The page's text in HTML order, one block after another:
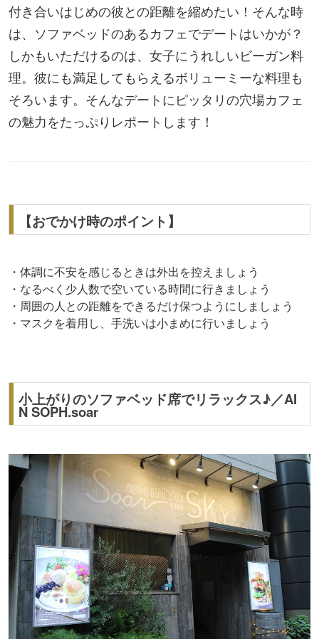
付き合いはじめの彼との距離を縮めたい！そんな時
は、ソファベッドのあるカフェでデートはいかが？
しかもいただけるのは、女子にうれしいビーガン料
理。彼にも満足してもらえるボリューミーな料理も
そろいます。そんなデートにピッタリの穴場カフェ
の魅力をたっぷりレポートします！
【おでかけ時のポイント】
・体調に不安を感じるときは外出を控えましょう
・なるべく少人数で空いている時間に行きましょう
・周囲の人との距離をできるだけ保つようにしましょう
・マスクを着用し、手洗いは小まめに行いましょう
小上がりのソファベッド席でリラックス♪／AI
N SOPH.soar